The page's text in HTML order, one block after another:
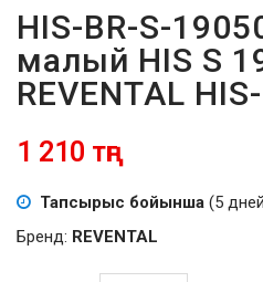
HIS-BR-S-
малый HIS S
REVENTAL
1 210 тңг
Тапсырыс бойынша (5
Бренд: REVENTAL